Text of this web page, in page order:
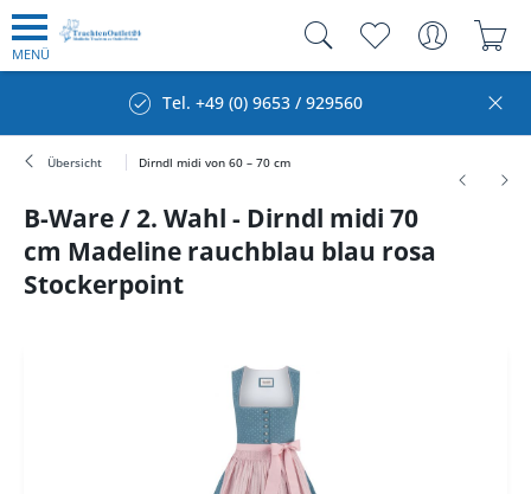
MENÜ
Tel. +49 (0) 9653 / 929560
Übersicht Dirndl midi von 60 – 70 cm
B-Ware / 2. Wahl - Dirndl midi 70
cm Madeline rauchblau blau rosa
Stockerpoint